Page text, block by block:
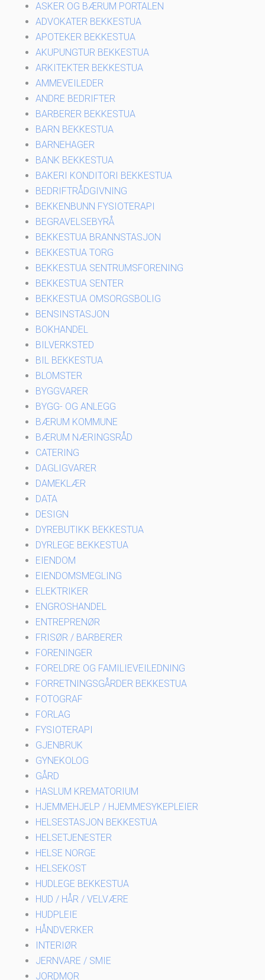
ASKER OG BÆRUM PORTALEN
ADVOKATER BEKKESTUA
APOTEKER BEKKESTUA
AKUPUNGTUR BEKKESTUA
ARKITEKTER BEKKESTUA
AMMEVEILEDER
ANDRE BEDRIFTER
BARBERER BEKKESTUA
BARN BEKKESTUA
BARNEHAGER
BANK BEKKESTUA
BAKERI KONDITORI BEKKESTUA
BEDRIFTRÅDGIVNING
BEKKENBUNN FYSIOTERAPI
BEGRAVELSEBYRÅ
BEKKESTUA BRANNSTASJON
BEKKESTUA TORG
BEKKESTUA SENTRUMSFORENING
BEKKESTUA SENTER
BEKKESTUA OMSORGSBOLIG
BENSINSTASJON
BOKHANDEL
BILVERKSTED
BIL BEKKESTUA
BLOMSTER
BYGGVARER
BYGG- OG ANLEGG
BÆRUM KOMMUNE
BÆRUM NÆRINGSRÅD
CATERING
DAGLIGVARER
DAMEKLÆR
DATA
DESIGN
DYREBUTIKK BEKKESTUA
DYRLEGE BEKKESTUA
EIENDOM
EIENDOMSMEGLING
ELEKTRIKER
ENGROSHANDEL
ENTREPRENØR
FRISØR / BARBERER
FORENINGER
FORELDRE OG FAMILIEVEILEDNING
FORRETNINGSGÅRDER BEKKESTUA
FOTOGRAF
FORLAG
FYSIOTERAPI
GJENBRUK
GYNEKOLOG
GÅRD
HASLUM KREMATORIUM
HJEMMEHJELP / HJEMMESYKEPLEIER
HELSESTASJON BEKKESTUA
HELSETJENESTER
HELSE NORGE
HELSEKOST
HUDLEGE BEKKESTUA
HUD / HÅR / VELVÆRE
HUDPLEIE
HÅNDVERKER
INTERIØR
JERNVARE / SMIE
JORDMOR